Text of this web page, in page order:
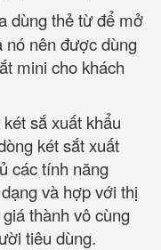
dùng thẻ từ để mở
nó nên được dùng
mini cho khách
sắ xuất khẩu
két sắt xuất
các tính năng
và hợp với thị
thành vô cùng
tiêu dùng.